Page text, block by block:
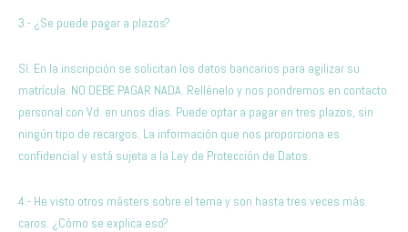
3.- ¿Se puede pagar a plazos?
Sí. En la inscripción se solicitan los datos bancarios para agilizar su
matrícula. NO DEBE PAGAR NADA. Rellénelo y nos pondremos en contacto
personal con Vd. en unos días. Puede optar a pagar en tres plazos, sin
ningún tipo de recargos. La información que nos proporciona es
confidencial y está sujeta a la Ley de Protección de Datos.
4.- He visto otros másters sobre el tema y son hasta tres veces más
caros. ¿Cómo se explica eso?